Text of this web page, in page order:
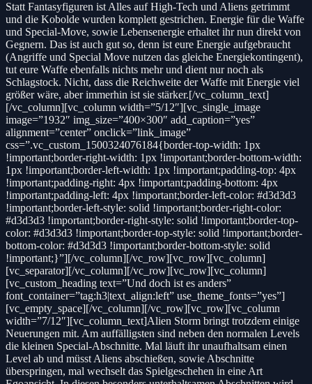
Statt Fantasyfiguren ist Alles auf High-Tech und Aliens getrimmt
und die Kobolde wurden komplett gestrichen. Energie für die Waffe
und Special-Move, sowie Lebensenergie erhaltet ihr nun direkt von
Gegnern. Das ist auch gut so, denn ist eure Energie aufgebraucht
(Angriffe und Special Move nutzen das gleiche Energiekontingent),
tut eure Waffe ebenfalls nichts mehr und dient nur noch als
Schlagstock. Nicht, dass die Reichweite der Waffe mit Energie viel
größer wäre, aber immerhin ist sie stärker.[/vc_column_text]
[/vc_column][vc_column width=”5/12″][vc_single_image
image=”1932″ img_size=”400×300″ add_caption=”yes”
alignment=”center” onclick=”link_image”
css=”.vc_custom_1500324076184{border-top-width: 1px
!important;border-right-width: 1px !important;border-bottom-width:
1px !important;border-left-width: 1px !important;padding-top: 4px
!important;padding-right: 4px !important;padding-bottom: 4px
!important;padding-left: 4px !important;border-left-color: #d3d3d3
!important;border-left-style: solid !important;border-right-color:
#d3d3d3 !important;border-right-style: solid !important;border-top-
color: #d3d3d3 !important;border-top-style: solid !important;border-
bottom-color: #d3d3d3 !important;border-bottom-style: solid
!important;}”][/vc_column][/vc_row][vc_row][vc_column]
[vc_separator][/vc_column][/vc_row][vc_row][vc_column]
[vc_custom_heading text=”Und doch ist es anders”
font_container=”tag:h3|text_align:left” use_theme_fonts=”yes”]
[vc_empty_space][/vc_column][/vc_row][vc_row][vc_column
width=”7/12″][vc_column_text]Alien Storm bringt trotzdem einige
Neuerungen mit. Am auffälligsten sind neben den normalen Levels
die kleinen Special-Abschnitte. Mal läuft ihr unaufhaltsam einen
Level ab und müsst Aliens abschießen, sowie Abschnitte
überspringen, mal wechselt das Spielgeschehen in eine Art